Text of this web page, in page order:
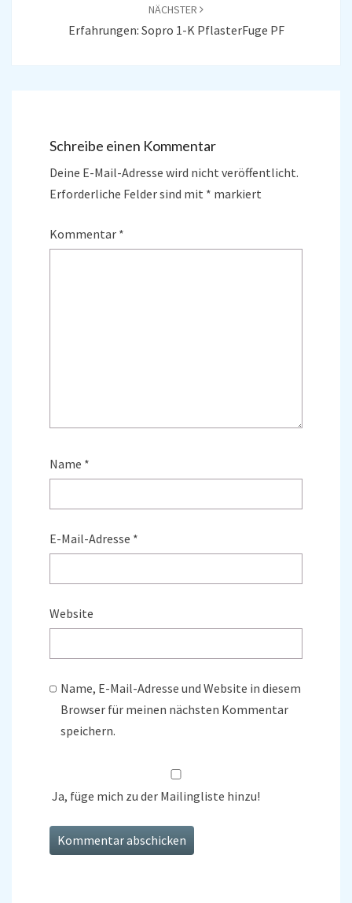
NÄCHSTER
Erfahrungen: Sopro 1-K PflasterFuge PF
Schreibe einen Kommentar
Deine E-Mail-Adresse wird nicht veröffentlicht.
Erforderliche Felder sind mit * markiert
Kommentar *
Name *
E-Mail-Adresse *
Website
Name, E-Mail-Adresse und Website in diesem
Browser für meinen nächsten Kommentar
speichern.
Ja, füge mich zu der Mailingliste hinzu!